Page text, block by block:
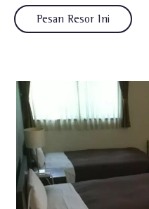
Pesan Resor Ini